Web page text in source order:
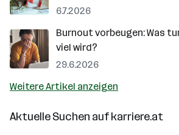
6.7.2026
Burnout vorbeugen: Was
viel wird?
29.6.2026
Weitere Artikel anzeigen
Aktuelle Suchen aufkarriere.at